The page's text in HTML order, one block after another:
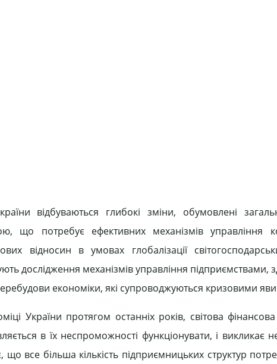
відбуваються глибокі зміни, обумовлені
що потребує ефективних механізмів управління
відносин в умовах глобалізації
дослідження механізмів управління підприємствами,
економіки, які супроводжуються кризовими
України протягом останніх років, світова
в їх неспроможності функціонувати, і викликає
все більша кількість підприємницьких структур